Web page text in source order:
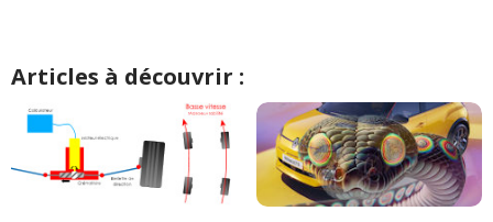
Articles à découvrir :